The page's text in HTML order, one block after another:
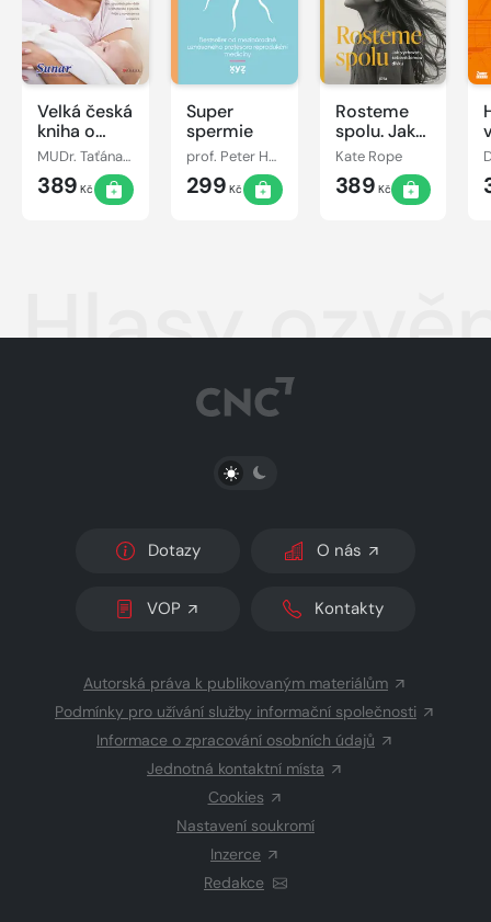
Velká česká
kniha o
matce a
MUDr. Taťána Hanáková
389 Kč
Super
spermie
prof. Peter Humaidan
299 Kč
Rosteme
spolu. Jak
vychovat
sebevědomou
dívku
Kate Rope
389 Kč
Hlasy
PŘEPNOUT SVĚTLÝ/TMAVÝ REŽIM
Dotazy O nás
VOP Kontakty
Autorská práva k publikovaným materiálům
Podmínky pro užívání služby informační společnosti
Informace o zpracování osobních údajů
Jednotná kontaktní místa
Cookies
Nastavení soukromí
Inzerce
Redakce